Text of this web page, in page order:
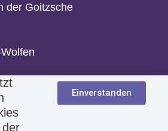
der Goitzsche
Einverstanden